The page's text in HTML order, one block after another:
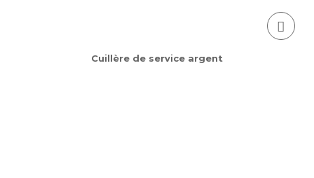
Cuillère de service argent